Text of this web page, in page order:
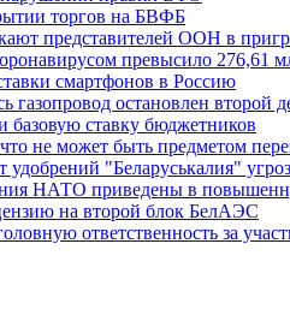
торгов на БВФБ
представителей ООН в
превысило 276,61
смартфонов в Россию
газопровод остановлен второй
базовую ставку бюджетников
не может быть предметом
удобрений "Беларуськалия"
НАТО приведены в
на второй блок БелАЭС
ответственность за